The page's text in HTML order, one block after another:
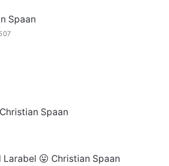
Spaan
Spaan
Larabel 😛 Christian Spaan